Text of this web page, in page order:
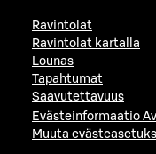
Ravintolat
Ravintolat kartalla
Lounas
Tapahtumat
Saavutettavuus
Evästeinformaatio
Muuta